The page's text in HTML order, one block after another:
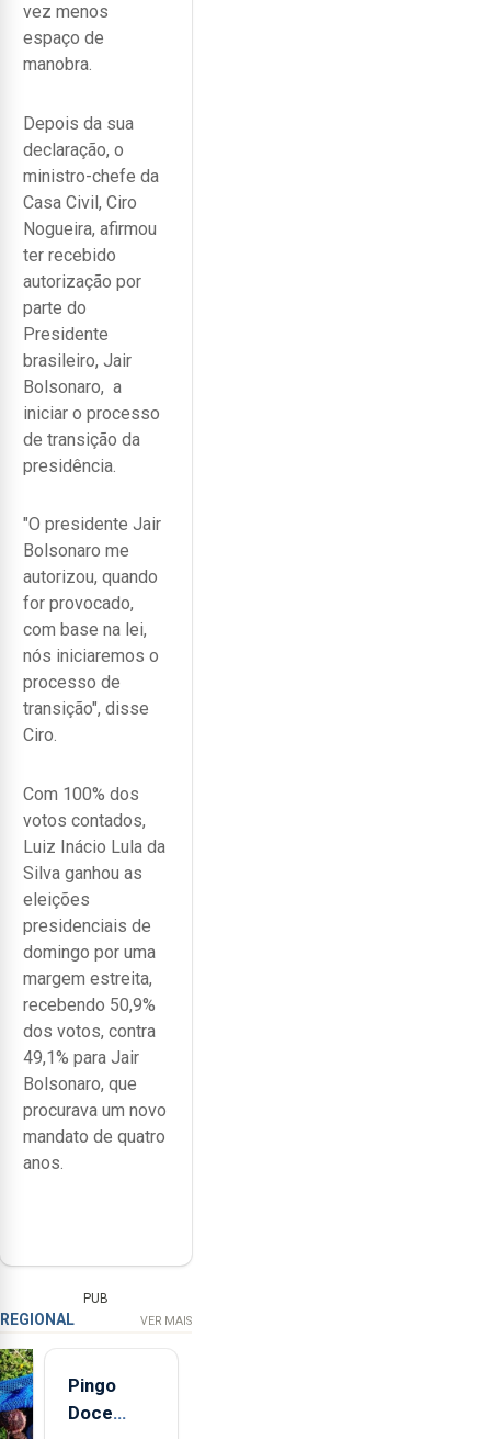
vez menos
espaço de
manobra.
Depois da sua
declaração, o
ministro-chefe da
Casa Civil, Ciro
Nogueira, afirmou
ter recebido
autorização por
parte do
Presidente
brasileiro, Jair
Bolsonaro, a
iniciar o processo
de transição da
presidência.
"O presidente Jair
Bolsonaro me
autorizou, quando
for provocado,
com base na lei,
nós iniciaremos o
processo de
transição", disse
Ciro.
Com 100% dos
votos contados,
Luiz Inácio Lula da
Silva ganhou as
eleições
presidenciais de
domingo por uma
margem estreita,
recebendo 50,9%
dos votos, contra
49,1% para Jair
Bolsonaro, que
procurava um novo
mandato de quatro
anos.
PUB
REGIONAL VER MAIS
Pingo
Doce